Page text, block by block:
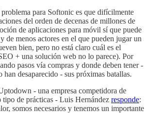
para Softonic es que difícilmente
del orden de decenas de millones de
de aplicaciones para móvil sí que puede
de menos actores en el que pueden jugar un
bien, pero no está claro cuál es el
+ una solución web no lo parece). Por
pasos vía compras y donde deben tener -
desaparecido - sus próximas batallas.
- una empresa competidora de
de prácticas - Luis Hernández responde:
somos necesarios y tenemos un importante